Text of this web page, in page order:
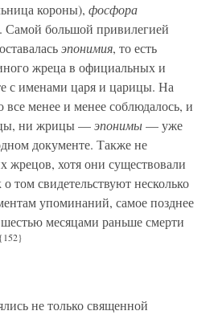
короны), фосфора
Самой большой привилегией
эпонимия, то есть
жреца в официальных и
с именами царя и царицы. На
все менее и менее соблюдалось, и
ни жрицы —эпонимы— уже
документе. Также не
жрецов, хотя они существовали
том свидетельствуют несколько
упоминаний, самое позднее
месяцами раньше смерти
{152}
не только священной